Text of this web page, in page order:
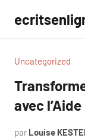
contenu
Uncategorized
avec
par Louise